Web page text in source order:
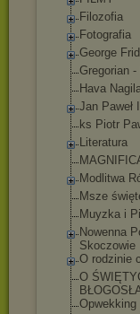
Filozofia
Fotografia
George
Gregorian -
Hava
Jan Paweł
ks Piotr
Literatura
Modlitwa
Msze
Muyzka i
Nowenna
Skoczowie
O rodzinie
O
Opwekking